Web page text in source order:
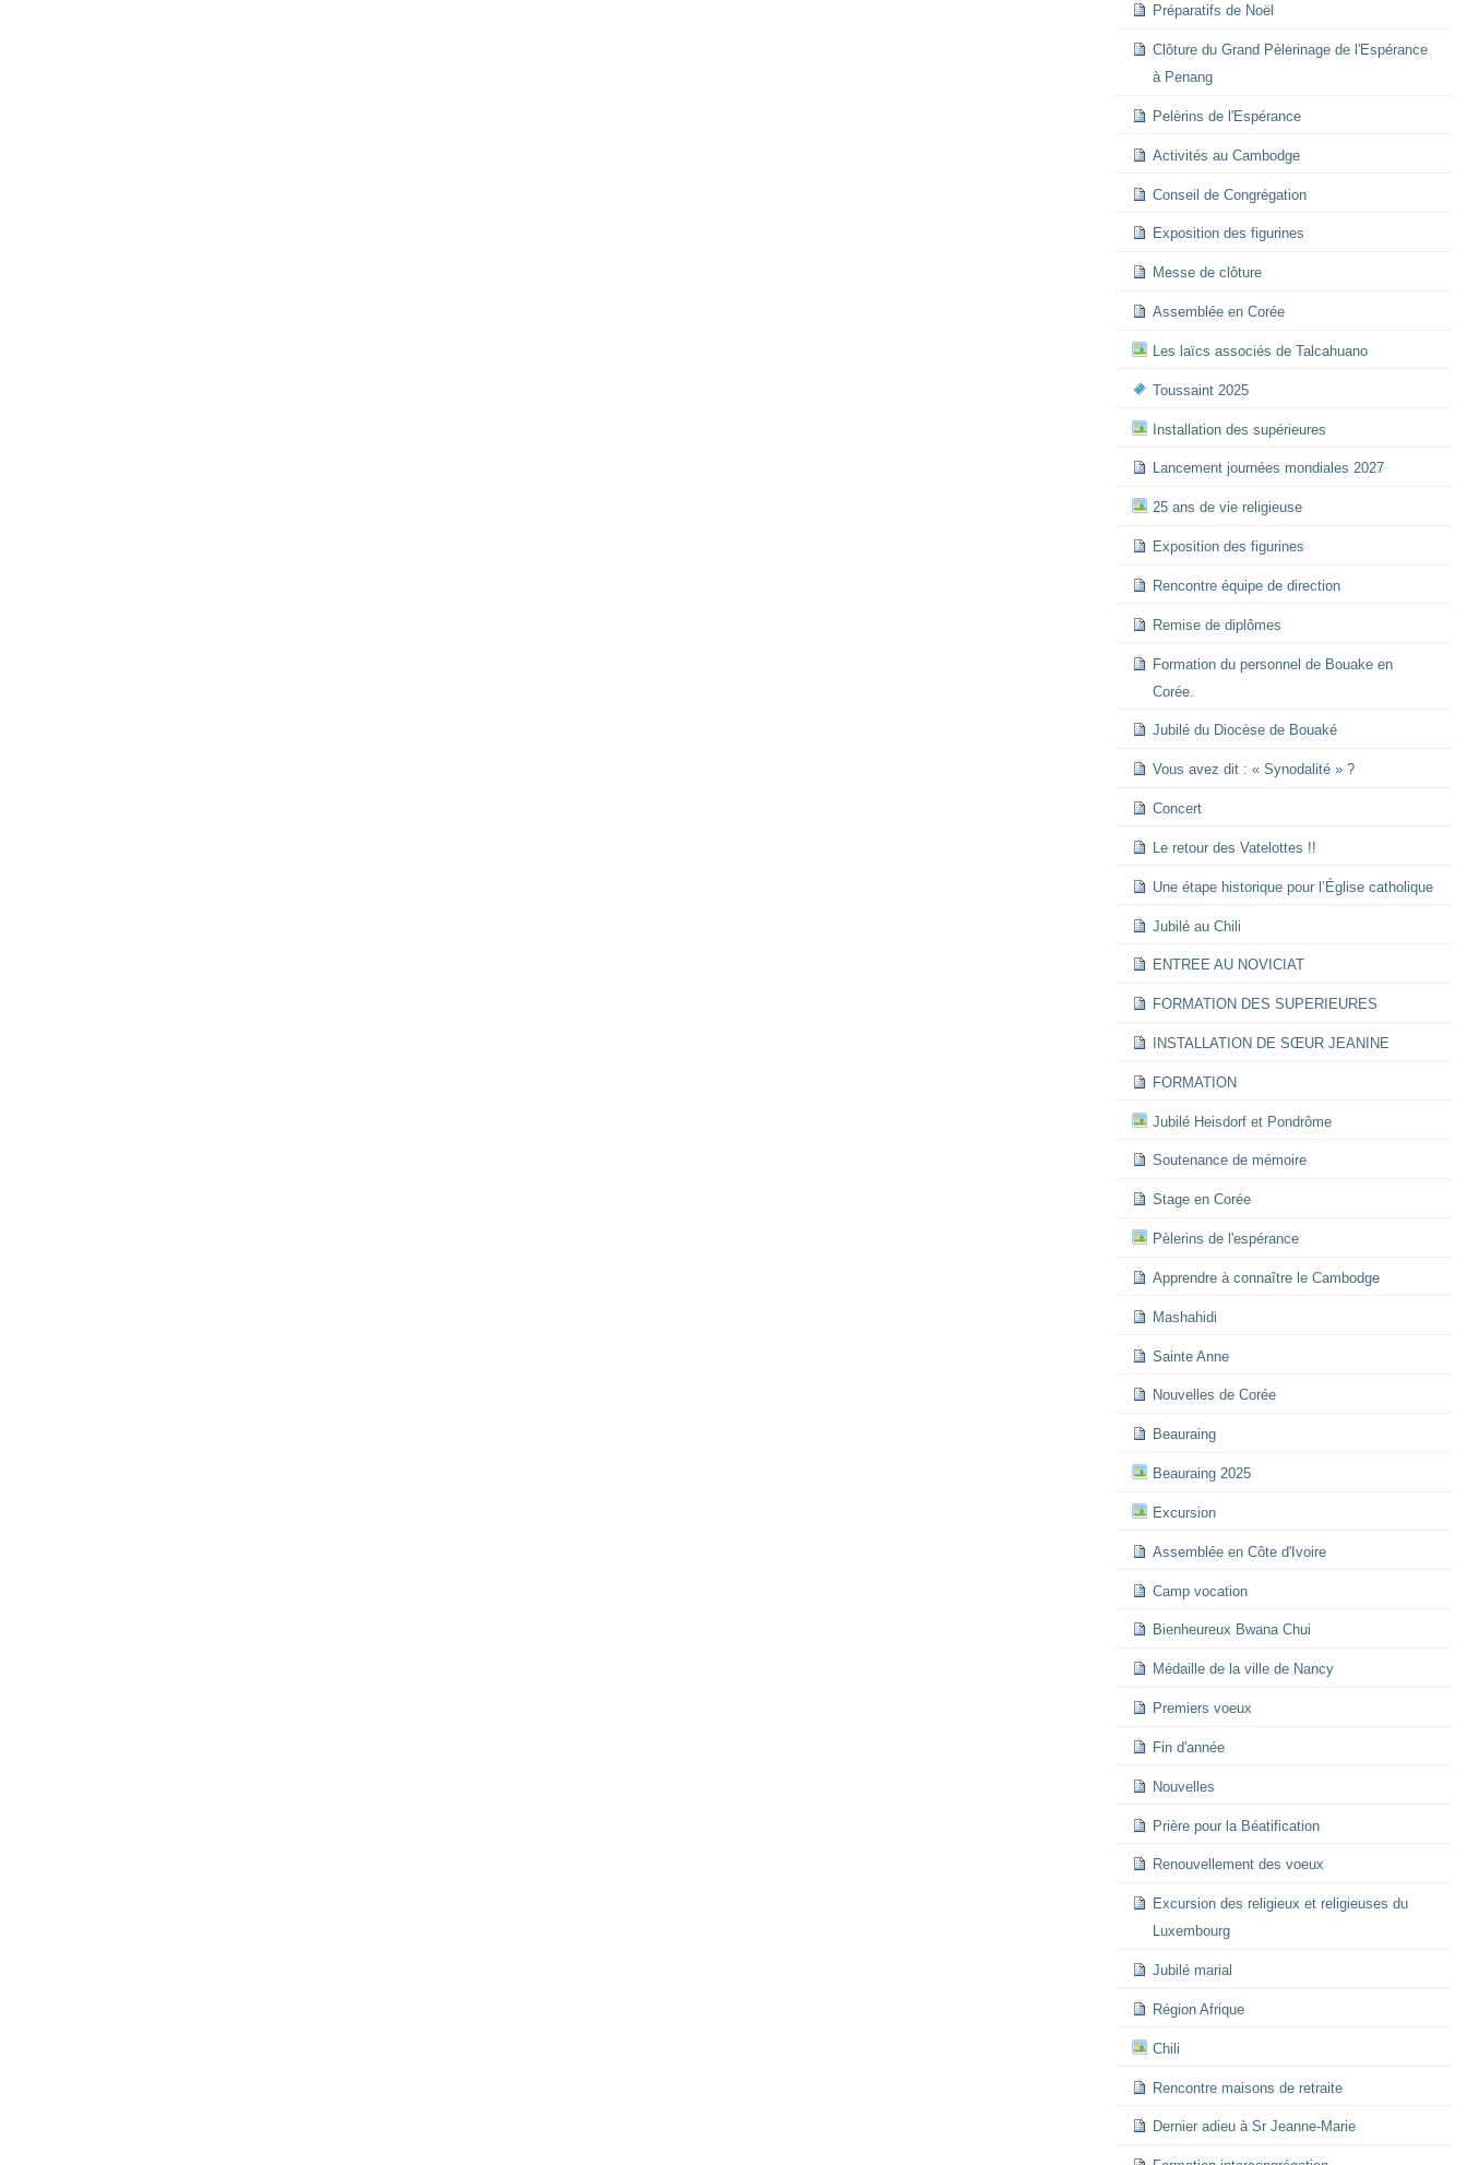
Préparatifs de Noël
Clôture du Grand Pèlerinage de l'Espérance
à Penang
Pelèrins de l'Espérance
Activités au Cambodge
Conseil de Congrégation
Exposition des figurines
Messe de clôture
Assemblée en Corée
Les laïcs associés de Talcahuano
Toussaint 2025
Installation des supérieures
Lancement journées mondiales 2027
25 ans de vie religieuse
Exposition des figurines
Rencontre équipe de direction
Remise de diplômes
Formation du personnel de Bouake en
Corée.
Jubilé du Diocèse de Bouaké
Vous avez dit : « Synodalité » ?
Concert
Le retour des Vatelottes !!
Une étape historique pour l’Église catholique
Jubilé au Chili
ENTREE AU NOVICIAT
FORMATION DES SUPERIEURES
INSTALLATION DE SŒUR JEANINE
FORMATION
Jubilé Heisdorf et Pondrôme
Soutenance de mémoire
Stage en Corée
Pèlerins de l'espérance
Apprendre à connaître le Cambodge
Mashahidi
Sainte Anne
Nouvelles de Corée
Beauraing
Beauraing 2025
Excursion
Assemblée en Côte d'Ivoire
Camp vocation
Bienheureux Bwana Chui
Médaille de la ville de Nancy
Premiers voeux
Fin d'année
Nouvelles
Prière pour la Béatification
Renouvellement des voeux
Excursion des religieux et religieuses du
Luxembourg
Jubilé marial
Région Afrique
Chili
Rencontre maisons de retraite
Dernier adieu à Sr Jeanne-Marie